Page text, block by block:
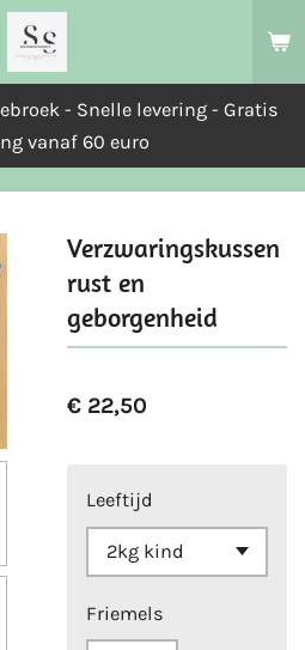
- Snelle levering - Gratis
vanaf 60 euro
Verzwaringskussen
rust en
geborgenheid
€ 22,50
Leeftijd
Friemels